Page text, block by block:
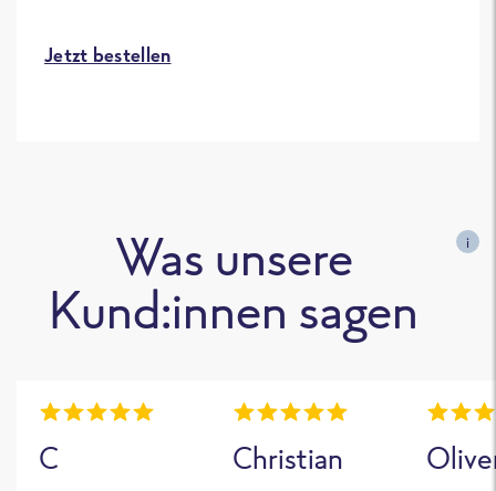
Jetzt bestellen
Was unsere
Kund:innen sagen
i
C Christian